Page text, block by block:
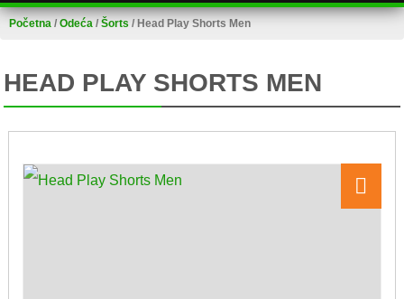
Početna /Odeća /Šorts / Head Play Shorts Men
HEAD PLAY SHORTS MEN